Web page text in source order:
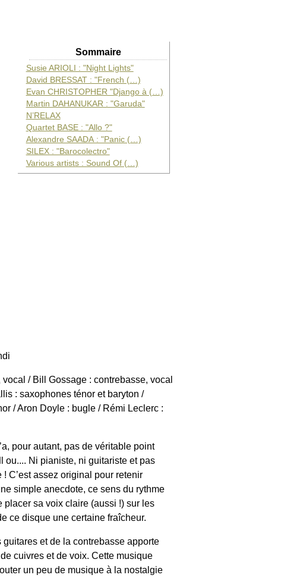
Sommaire
Susie ARIOLI : "Night Lights"
David BRESSAT : "French (…)
Evan CHRISTOPHER "Django à (…)
Martin DAHANUKAR : "Garuda"
N’RELAX
Quartet BASE : "Allo ?"
Alexandre SAADA : "Panic (…)
SILEX : "Barocolectro"
Various artists : Sound Of (…)
/ Bill Gossage : contrebasse, vocal
: saxophones ténor et baryton /
/ Aron Doyle : bugle / Rémi Leclerc :
pour autant, pas de véritable point
Ni pianiste, ni guitariste et pas
C’est assez original pour retenir
simple anecdote, ce sens du rythme
placer sa voix claire (aussi !) sur les
ce disque une certaine fraîcheur.
et de la contrebasse apporte
cuivres et de voix. Cette musique
un peu de musique à la nostalgie